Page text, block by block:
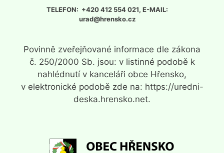
TELEFON: +420 412 554 021, E-MAIL:
urad@hrensko.cz
Povinně zveřejňované informace dle zákona
č. 250/2000 Sb. jsou: v listinné podobě k
nahlédnutí v kanceláři obce Hřensko,
v elektronické podobě zde na: https://uredni-
deska.hrensko.net.